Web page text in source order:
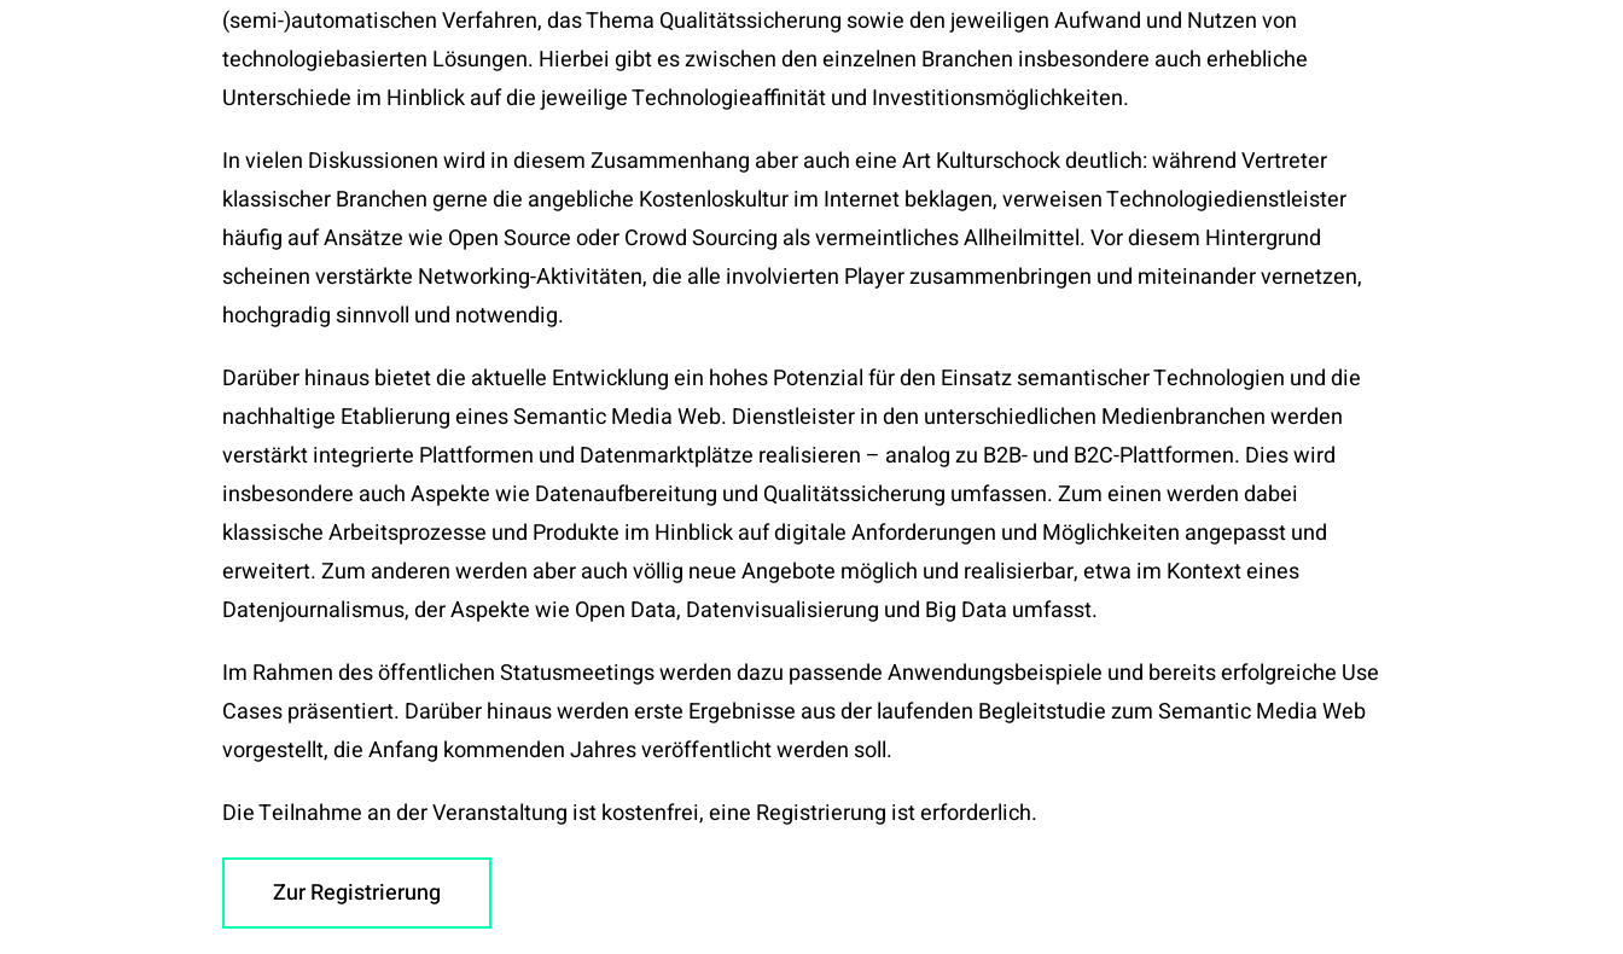
(semi-)automatischen Verfahren, das Thema Qualitätssicherung sowie den jeweiligen Aufwand und Nutzen von
technologiebasierten Lösungen. Hierbei gibt es zwischen den einzelnen Branchen insbesondere auch erhebliche
Unterschiede im Hinblick auf die jeweilige Technologieaffinität und Investitionsmöglichkeiten.
In vielen Diskussionen wird in diesem Zusammenhang aber auch eine Art Kulturschock deutlich: während Vertreter
klassischer Branchen gerne die angebliche Kostenloskultur im Internet beklagen, verweisen Technologiedienstleister
häufig auf Ansätze wie Open Source oder Crowd Sourcing als vermeintliches Allheilmittel. Vor diesem Hintergrund
scheinen verstärkte Networking-Aktivitäten, die alle involvierten Player zusammenbringen und miteinander vernetzen,
hochgradig sinnvoll und notwendig.
Darüber hinaus bietet die aktuelle Entwicklung ein hohes Potenzial für den Einsatz semantischer Technologien und die
nachhaltige Etablierung eines Semantic Media Web. Dienstleister in den unterschiedlichen Medienbranchen werden
verstärkt integrierte Plattformen und Datenmarktplätze realisieren – analog zu B2B- und B2C-Plattformen. Dies wird
insbesondere auch Aspekte wie Datenaufbereitung und Qualitätssicherung umfassen. Zum einen werden dabei
klassische Arbeitsprozesse und Produkte im Hinblick auf digitale Anforderungen und Möglichkeiten angepasst und
erweitert. Zum anderen werden aber auch völlig neue Angebote möglich und realisierbar, etwa im Kontext eines
Datenjournalismus, der Aspekte wie Open Data, Datenvisualisierung und Big Data umfasst.
Im Rahmen des öffentlichen Statusmeetings werden dazu passende Anwendungsbeispiele und bereits erfolgreiche Use
Cases präsentiert. Darüber hinaus werden erste Ergebnisse aus der laufenden Begleitstudie zum Semantic Media Web
vorgestellt, die Anfang kommenden Jahres veröffentlicht werden soll.
Die Teilnahme an der Veranstaltung ist kostenfrei, eine Registrierung ist erforderlich.
Zur Registrierung